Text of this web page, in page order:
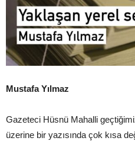
Mustafa Yılmaz
Gazeteci Hüsnü Mahalli
üzerine bir yazısında çok kısa